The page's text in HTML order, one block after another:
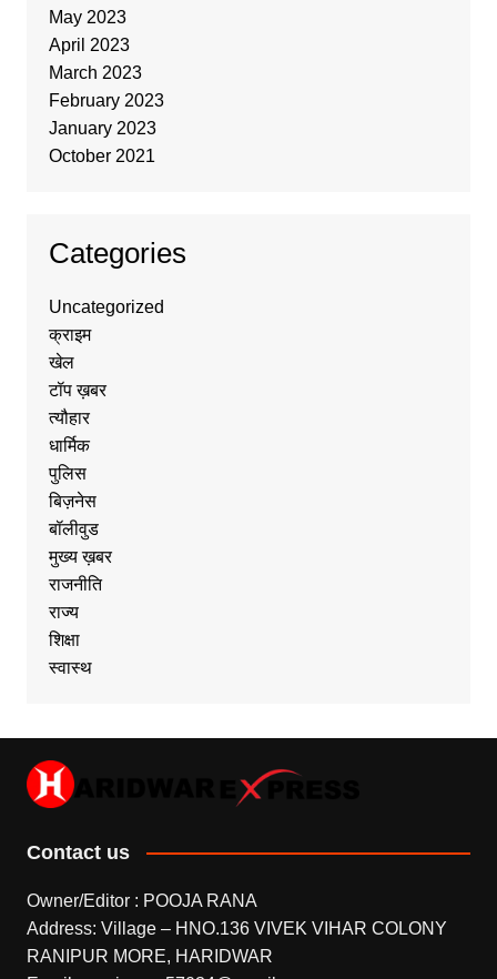
May 2023
April 2023
March 2023
February 2023
January 2023
October 2021
Categories
Uncategorized
क्राइम
खेल
टॉप ख़बर
त्यौहार
धार्मिक
पुलिस
बिज़नेस
बॉलीवुड
मुख्य ख़बर
राजनीति
राज्य
शिक्षा
स्वास्थ
Contact us
Owner/Editor : POOJA RANA
Address: Village – HNO.136 VIVEK VIHAR COLONY
RANIPUR MORE, HARIDWAR